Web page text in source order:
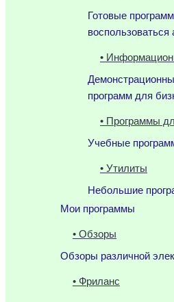
Готовые
•
программ для
• Программы
Учебные
• Утилиты
Небольшие
Мои программы
• Обзоры
Обзоры различной
• Фриланс